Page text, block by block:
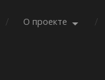
О проекте